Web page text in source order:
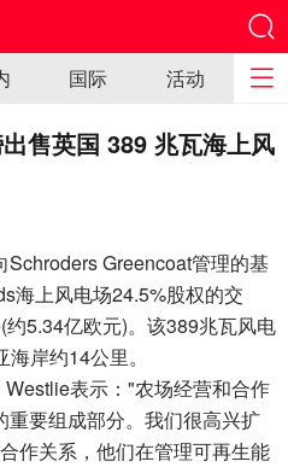
国际 活动
售英国 389 兆瓦海上风
Greencoat管理的基
海上风电场24.5%股权的交
5.34亿欧元)。该389兆瓦风电
岸约14公里。
表示："农场经营和合作
要组成部分。我们很高兴扩
作关系，他们在管理可再生能